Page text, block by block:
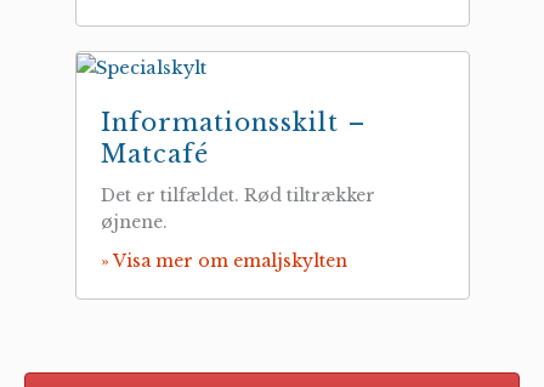
Informationsskilt –
Matcafé
Det er tilfældet. Rød tiltrækker
øjnene.
» Visa mer om emaljskylten